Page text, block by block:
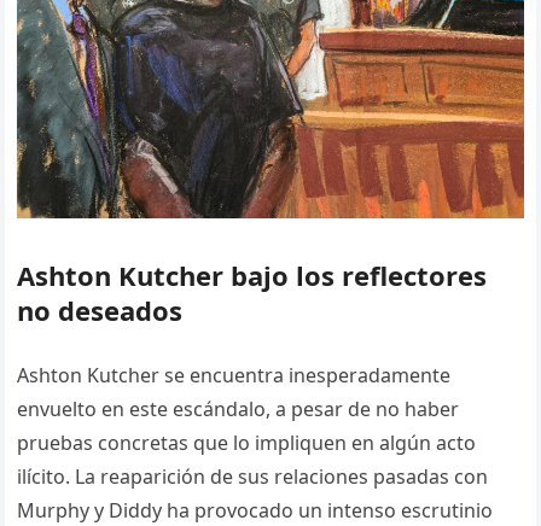
Ashton Kutcher bajo los reflectores
no deseados
Ashton Kutcher se encuentra inesperadamente
envuelto en este escándalo, a pesar de no haber
pruebas concretas que lo impliquen en algún acto
ilícito. La reaparición de sus relaciones pasadas con
Murphy y Diddy ha provocado un intenso escrutinio